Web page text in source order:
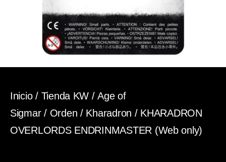
Inicio/ Tienda KW /Age of
Sigmar/ Orden / Kharadron / KHARADRON
OVERLORDS ENDRINMASTER (Web only)